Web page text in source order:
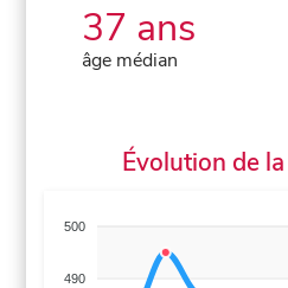
37 ans
âge médian
Évolution de
500
490